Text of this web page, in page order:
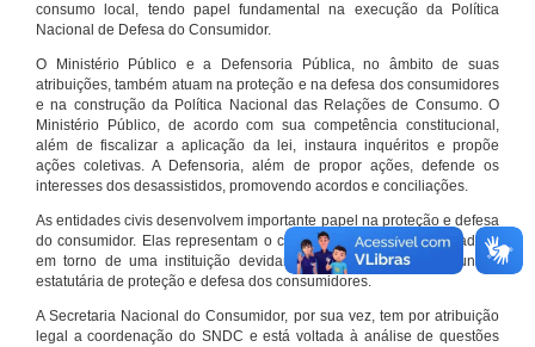
consumo local, tendo papel fundamental na execução da Política
Nacional de Defesa do Consumidor.
O Ministério Público e a Defensoria Pública, no âmbito de suas
atribuições, também atuam na proteção e na defesa dos consumidores
e na construção da Política Nacional das Relações de Consumo. O
Ministério Público, de acordo com sua competência constitucional,
além de fiscalizar a aplicação da lei, instaura inquéritos e propõe
ações coletivas. A Defensoria, além de propor ações, defende os
interesses dos desassistidos, promovendo acordos e conciliações.
As entidades civis desenvolvem importante papel na proteção e defesa
do consumidor. Elas representam o conjunto organizado de cidadãos
em torno de uma instituição devidamente registrada e com função
estatutária de proteção e defesa dos consumidores.
A Secretaria Nacional do Consumidor, por sua vez, tem por atribuição
legal a coordenação do SNDC e está voltada à análise de questões